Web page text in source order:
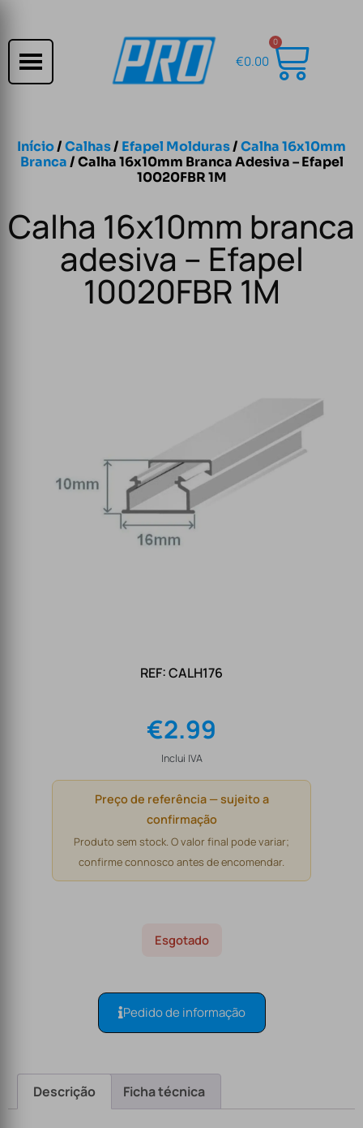
€0.00
0
Início/Calhas/ Efapel Molduras/Calha 16x10mm
Branca/ Calha 16x10mm Branca Adesiva – Efapel
10020FBR 1M
Calha 16x10mm branca
adesiva – Efapel
10020FBR 1M
REF: CALH176
€2.99
Inclui IVA
Preço de referência — sujeito a
confirmação
Produto sem stock. O valor final pode variar;
confirme connosco antes de encomendar.
Esgotado
Pedido de informação
Descrição Ficha técnica